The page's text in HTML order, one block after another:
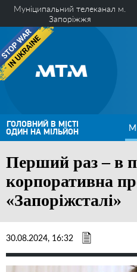
Муніципальний телеканал м.
Запоріжжя
ГОЛОВНИЙ В МІСТІ
ОДИН НА МІЛЬЙОН
Перший раз – в
корпоративна
«Запоріжсталі»
30.08.2024, 16:32